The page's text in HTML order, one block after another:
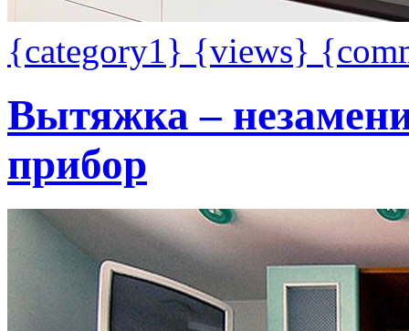
{category1} {views}
Вытяжка –
прибор